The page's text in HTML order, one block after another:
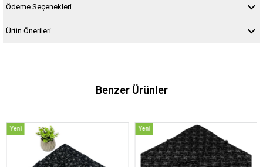
Ödeme Seçenekleri
Ürün Önerileri
Benzer Ürünler
Yeni
Yeni